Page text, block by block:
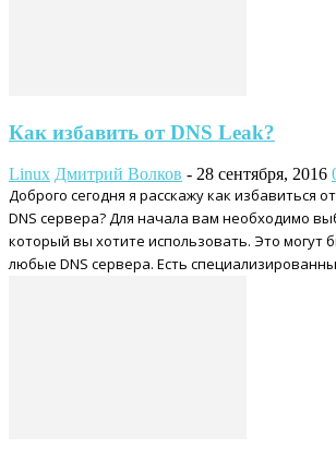
Как избавить от DNS Leak?
Linux Дмитрий Волков - 28 сентября, 2016
Доброго сегодня я расскажу как избавиться
DNS сервера? Для начала вам необходимо
который вы хотите использовать. Это могут
любые DNS сервера. Есть